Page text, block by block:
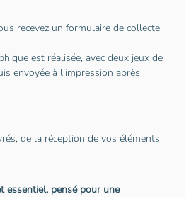
recevez un formulaire de collecte
est réalisée, avec deux jeux de
envoyée à l’impression après
de la réception de vos éléments
essentiel, pensé pour une